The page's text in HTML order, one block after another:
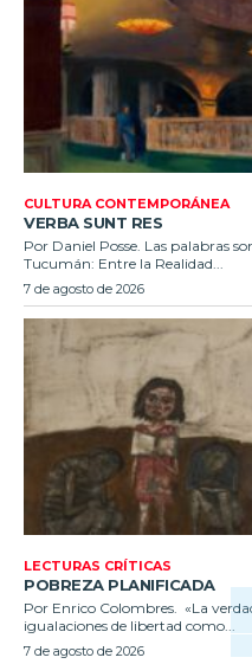
CULTURA CONTEMPORÁNEA
VERBA SUNT RES
Por Daniel Posse. Las palabras
Tucumán: Entre la Realidad...
7 de agosto de 2026
LECTURAS CRÍTICAS
POBREZA PLANIFICADA
Por Enrico Colombres. «La
igualaciones de libertad como...
7 de agosto de 2026